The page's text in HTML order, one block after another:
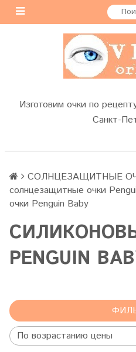
Изготовим очки по
Санкт-
СОЛНЦЕЗАЩИТНЫЕ
солнцезащитные очки
очки Penguin Baby
PENGUIN